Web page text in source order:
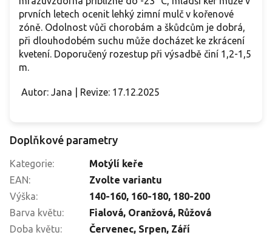
prvních letech ocenit lehký zimní mulč v kořenové
zóně. Odolnost vůči chorobám a škůdcům je dobrá,
při dlouhodobém suchu může docházet ke zkrácení
kvetení. Doporučený rozestup při výsadbě činí 1,2-1,5
m.
Autor: Jana | Revize: 17.12.2025
Doplňkové parametry
Kategorie:
Motýlí keře
EAN:
Zvolte variantu
Výška: 140-160, 160-180, 180-200
Barva květu: Fialová, Oranžová, Růžová
Doba květu: Červenec, Srpen, Září